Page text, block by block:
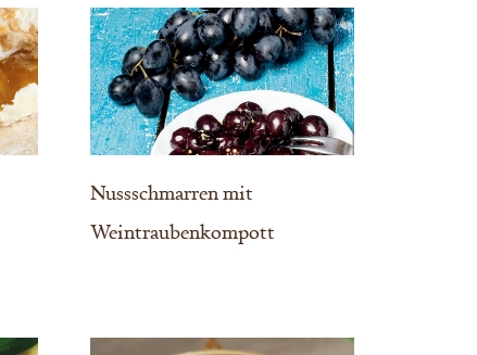
Nussschmarren mit
Weintraubenkompott